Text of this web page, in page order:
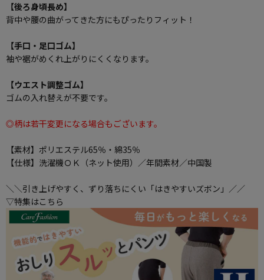
【後ろ身頃長め】
背中や腰の曲がってきた方にもぴったりフィット！
【手口・足口ゴム】
袖や裾がめくれ上がりにくくなります。
【ウエスト調整ゴム】
ゴムの入れ替えが不要です。
◎柄は若干変更になる場合もございます。
【素材】ポリエステル65％・綿35％
【仕様】洗濯機ＯＫ（ネット使用）／年間素材／中国製
＼＼引き上げやすく、ずり落ちにくい「はきやすいズボン」／／
▽特集はこちら